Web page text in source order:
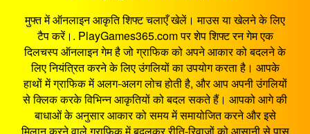
मुफ्त में ऑनलाइन आकृति शिफ्ट चलाएँ खेलें। माउस या खेलने के लिए
टैप करें।. PlayGames365.com पर शेप शिफ्ट रन गेम एक
दिलचस्प ऑनलाइन गेम है जो ग्राफिक को अपने आकार को बदलने के
लिए नियंत्रित करने के लिए उंगलियों का उपयोग करता है। आपके
हाथों में ग्राफिक में अलग-अलग लोच होती है, और आप अपनी उंगलियों
से क्लिक करके विभिन्न आकृतियों को बदल सकते हैं। आपको आगे की
बाधाओं के अनुसार आकार को समय में समायोजित करने और इसे